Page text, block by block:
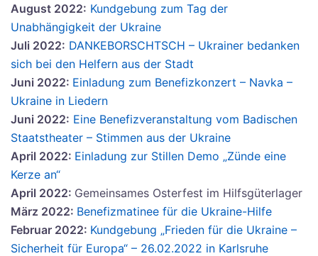
August 2022: Kundgebung zum Tag der
Unabhängigkeit der Ukraine
Juli 2022: DANKEBORSCHTSCH – Ukrainer bedanken
sich bei den Helfern aus der Stadt
Juni 2022: Einladung zum Benefizkonzert – Navka –
Ukraine in Liedern
Juni 2022: Eine Benefizveranstaltung vom Badischen
Staatstheater – Stimmen aus der Ukraine
April 2022: Einladung zur Stillen Demo „Zünde eine
Kerze an“
April 2022: Gemeinsames Osterfest im Hilfsgüterlager
März 2022: Benefizmatinee für die Ukraine-Hilfe
Februar 2022: Kundgebung „Frieden für die Ukraine –
Sicherheit für Europa“ – 26.02.2022 in Karlsruhe